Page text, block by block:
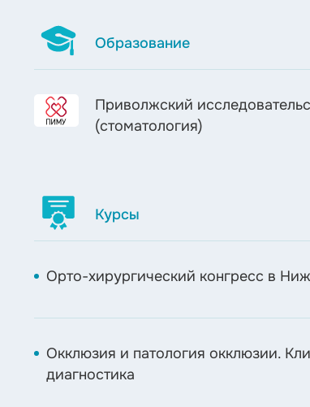
Образование
Приволжский
(стоматология)
Курсы
Орто-хирургический конгресс в
Окклюзия и патология окклюзии.
диагностика